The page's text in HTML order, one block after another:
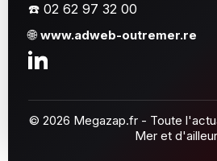
☎️ 02 62 97 32 00
🌐www.adweb-outremer.re
© 2026 Megazap.fr - Toute
Mer et